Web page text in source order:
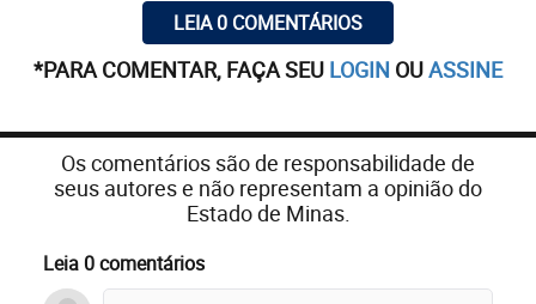
LEIA 0 COMENTÁRIOS
*PARA COMENTAR, FAÇA SEU LOGIN OUASSINE
Os comentários são de responsabilidade de
seus autores e não representam a opinião do
Estado de Minas.
Leia 0 comentários